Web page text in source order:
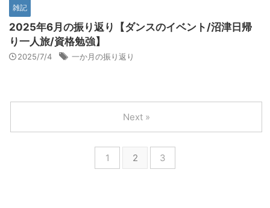
雑記
2025年6月の振り返り【ダンスのイベント/沼津日帰
り一人旅/資格勉強】
2025/7/4 一か月の振り返り
1 2 3
Next »